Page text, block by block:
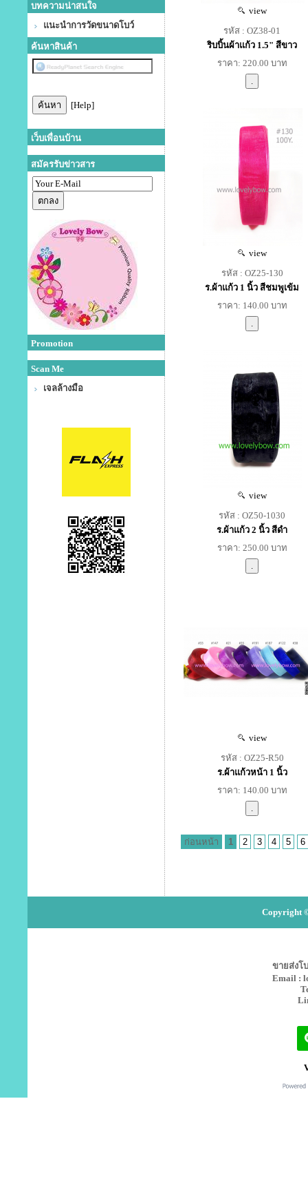
บทความน่าสนใจ
แนะนำการวัดขนาดโบว์
ค้นหาสินค้า
[Help]
เว็บเพื่อนบ้าน
สมัครรับข่าวสาร
Promotion
Scan Me
เจลล้างมือ
view
รหัส : OZ38-01
ริบบิ้นผ้าแก้ว 1.5" สีขาว
ราคา: 220.00 บาท
view
รหัส : OZ25-130
ร.ผ้าแก้ว 1 นิ้ว สีชมพูเข้ม
ราคา: 140.00 บาท
view
รหัส : OZ50-1030
ร.ผ้าแก้ว 2 นิ้ว สีดำ
ราคา: 250.00 บาท
view
รหัส : OZ25-R50
ร.ผ้าแก้วหน้า 1 นิ้ว
ราคา: 140.00 บาท
ก่อนหน้า 1 2 3 4 5 6
Copyright
ขายส่งโ
Email :